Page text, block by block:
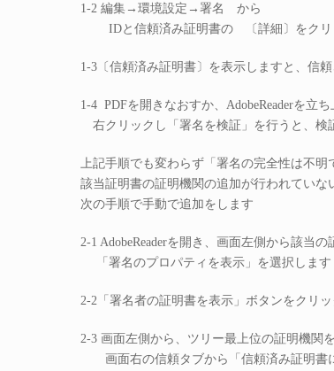
1-2 編集→環境設定→署名 から
IDと信頼済み証明書の 〔詳細〕をクリ
1-3〔信頼済み証明書〕を表示しますと、信
1-4 PDFを開きなおすか、AdobeReaderを立
右クリックし「署名を検証」を行うと、検
上記手順でも変わらず「署名の完全性は不明
該当証明書の証明機関の追加が行われていな
次の手順で手動で追加をします
2-1 AdobeReaderを開き、画面左側から該当
「署名のプロパティを表示」を選択します
2-2「署名者の証明書を表示」ボタンをクリッ
2-3 画面左側から、ツリー最上位の証明機関を
画面右の信頼タブから「信頼済み証明書